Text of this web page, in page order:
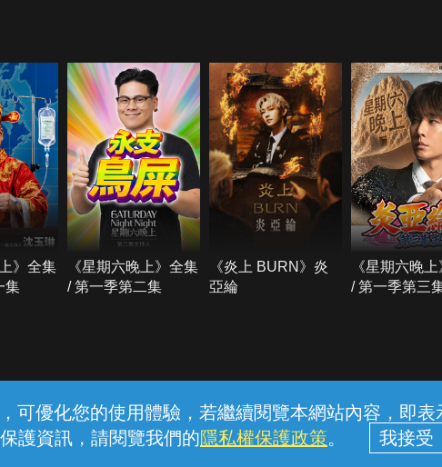
可優化您的使用體驗，若繼續閱覽本網站內容，即
護資訊，請閱覽我們的隱私權保護政策。
》全集
集
《星期六晚上》全集
/ 第一季第二集
《炎上 BURN》炎
亞綸
《星期六晚
/ 第一季第三
線上客服 服務條款 隱私權保護
中華電信股份有限公司個人家庭分公司 (統一編號：96979949) © 2026